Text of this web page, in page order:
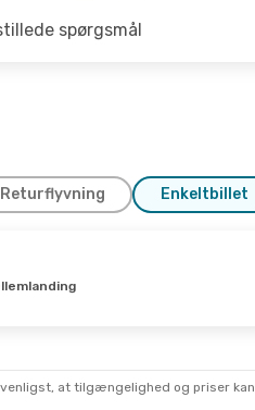
spørgsmål
Returflyvning Enkeltbillet
at tilgængelighed og priser kan